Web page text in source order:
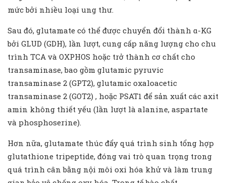
mức bởi nhiều loại ung thư.
Sau đó, glutamate có thể được chuyển đổi thành α-KG
bởi GLUD (GDH), lần lượt, cung cấp năng lượng cho chu
trình TCA và OXPHOS hoặc trở thành cơ chất cho
transaminase, bao gồm glutamic pyruvic
transaminase 2 (GPT2), glutamic oxaloacetic
transaminase 2 (GOT2) , hoặc PSAT1 để sản xuất các axit
amin không thiết yếu (lần lượt là alanine, aspartate
và phosphoserine).
Hơn nữa, glutamate thúc đẩy quá trình sinh tổng hợp
glutathione tripeptide, đóng vai trò quan trọng trong
quá trình cân bằng nội môi oxi hóa khử và làm trung